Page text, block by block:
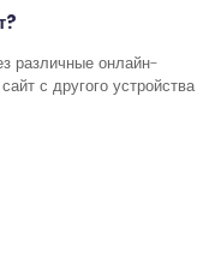
различные онлайн-
с другого устройства